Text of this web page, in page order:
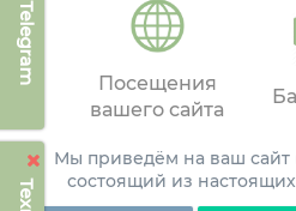
Telegram
Посещения
вашего сайта
Мы приведём на ваш сайт
состоящий из